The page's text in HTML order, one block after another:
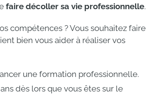
faire décoller sa vie professionnelle.
compétences ? Vous souhaitez faire
bien vous aider à réaliser vos
une formation professionnelle.
dès lors que vous êtes sur le